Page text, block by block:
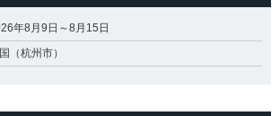
年8月9日～8月15日
（杭州市）